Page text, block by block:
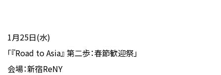
1月25日(水)
「『Road to Asia』 第二歩：春節歓迎祭」
会場：新宿ReNY